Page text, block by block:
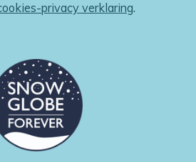
privacy verklaring.